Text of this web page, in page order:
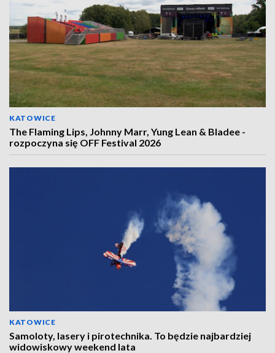
KATOWICE
The Flaming Lips, Johnny Marr, Yung Lean & Bladee -
rozpoczyna się OFF Festival 2026
KATOWICE
Samoloty, lasery i pirotechnika. To będzie najbardziej
widowiskowy weekend lata